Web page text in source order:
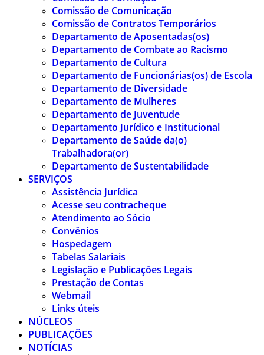
Comissão de Comunicação
Comissão de Contratos Temporários
Departamento de Aposentadas(os)
Departamento de Combate ao Racismo
Departamento de Cultura
Departamento de Funcionárias(os) de Escola
Departamento de Diversidade
Departamento de Mulheres
Departamento de Juventude
Departamento Jurídico e Institucional
Departamento de Saúde da(o)
Trabalhadora(or)
Departamento de Sustentabilidade
SERVIÇOS
Assistência Jurídica
Acesse seu contracheque
Atendimento ao Sócio
Convênios
Hospedagem
Tabelas Salariais
Legislação e Publicações Legais
Prestação de Contas
Webmail
Links úteis
NÚCLEOS
PUBLICAÇÕES
NOTÍCIAS